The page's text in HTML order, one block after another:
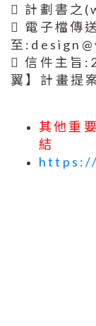
 計劃書之
 電子檔傳送
至
 信件主旨
翼】計畫提
其他重
結